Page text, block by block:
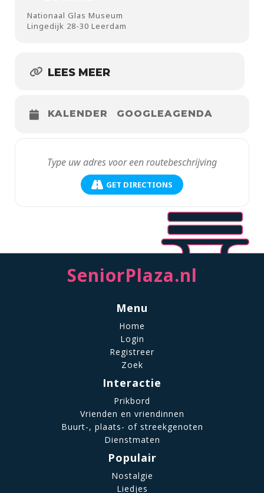
Nationaal Glas Museum
Lingedijk 28-30 Leerdam
LEES MEER
KALENDER GOOGLEAGENDA
GET DIRECTIONS
SeniorPlaza.nl
Menu
Home
Login
Registreer
Zoek
Interactie
Prikbord
Vrienden en vriendinnen
Buurt-, plaats- of streekgenoten
Dienstmaten
Populair
Nostalgie
Liedjes